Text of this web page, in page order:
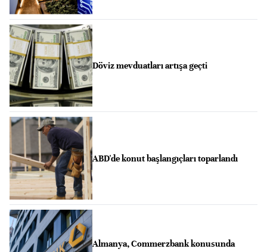
Döviz mevduatları artışa geçti
ABD'de konut başlangıçları toparlandı
Almanya, Commerzbank konusunda